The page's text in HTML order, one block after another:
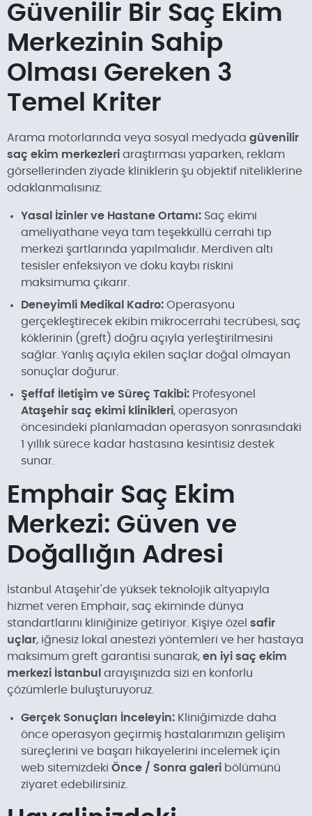
Güvenilir Bir Saç Ekim
Merkezinin Sahip
Olması Gereken 3
Temel Kriter
Arama motorlarında veya sosyal medyada güvenilir
saç ekim merkezleri araştırması yaparken, reklam
görsellerinden ziyade kliniklerin şu objektif niteliklerine
odaklanmalısınız:
Yasal İzinler ve Hastane Ortamı: Saç ekimi
ameliyathane veya tam teşekküllü cerrahi tıp
merkezi şartlarında yapılmalıdır. Merdiven altı
tesisler enfeksiyon ve doku kaybı riskini
maksimuma çıkarır.
Deneyimli Medikal Kadro: Operasyonu
gerçekleştirecek ekibin mikrocerrahi tecrübesi, saç
köklerinin (greft) doğru açıyla yerleştirilmesini
sağlar. Yanlış açıyla ekilen saçlar doğal olmayan
sonuçlar doğurur.
Şeffaf İletişim ve Süreç Takibi: Profesyonel
Ataşehir saç ekimi klinikleri, operasyon
öncesindeki planlamadan operasyon sonrasındaki
1 yıllık sürece kadar hastasına kesintisiz destek
sunar.
Emphair Saç Ekim
Merkezi: Güven ve
Doğallığın Adresi
İstanbul Ataşehir'de yüksek teknolojik altyapıyla
hizmet veren Emphair, saç ekiminde dünya
standartlarını kliniğinize getiriyor. Kişiye özel safir
uçlar, iğnesiz lokal anestezi yöntemleri ve her hastaya
maksimum greft garantisi sunarak, en iyi saç ekim
merkezi İstanbul arayışınızda sizi en konforlu
çözümlerle buluşturuyoruz.
Gerçek Sonuçları İnceleyin: Kliniğimizde daha
önce operasyon geçirmiş hastalarımızın gelişim
süreçlerini ve başarı hikayelerini incelemek için
web sitemizdeki Önce / Sonra galeri bölümünü
ziyaret edebilirsiniz.